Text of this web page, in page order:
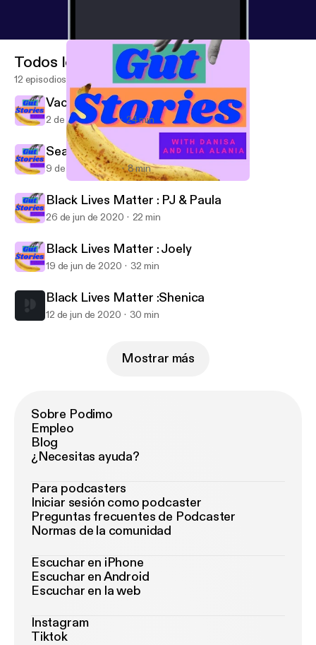
Gut Stories
Todos los episodios
12 episodios
Vacie
2 de feb de 2021 24 min
Season 2 Finale
9 de dic de 2020 8 min
Black Lives Matter : PJ & Paula
26 de jun de 2020 22 min
Black Lives Matter : Joely
19 de jun de 2020 32 min
Black Lives Matter :Shenica
12 de jun de 2020 30 min
Mostrar más
Sobre Podimo
Empleo
Blog
¿Necesitas ayuda?
Para podcasters
Iniciar sesión como podcaster
Preguntas frecuentes de Podcaster
Normas de la comunidad
Escuchar en iPhone
Escuchar en Android
Escuchar en la web
Instagram
Tiktok